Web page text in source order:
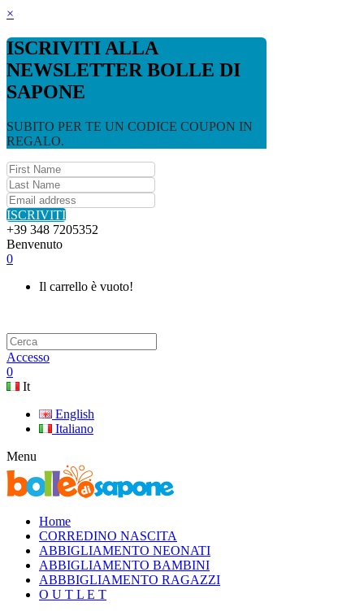
×
ISCRIVITI ALLA
NEWSLETTER BOLLE DI
SAPONE
SUBITO PER TE UN CODICE COUPON IN
REGALO.
ISCRIVITI
+39 348 7205352
Benvenuto
0
Il carrello è vuoto!
Accesso
0
It
English
Italiano
Menu
Home
CORREDINO NASCITA
ABBIGLIAMENTO NEONATI
ABBIGLIAMENTO BAMBINI
ABBBIGLIAMENTO RAGAZZI
O U T L E T